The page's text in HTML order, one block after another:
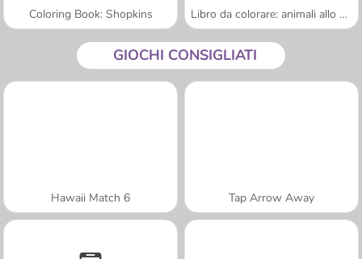
Coloring Book: Shopkins Libro da colorare: animali allo zoo
GIOCHI CONSIGLIATI
Hawaii Match 6 Tap Arrow Away